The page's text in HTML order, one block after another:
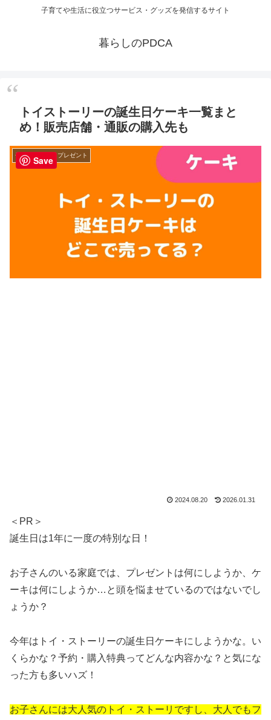
子育てや生活に役立つサービス・グッズを発信するサイト
暮らしのPDCA
トイストーリーの誕生日ケーキ一覧まと
め！販売店舗・通販の購入先も
子育てグッズ・プレゼント
2024.08.20 2026.01.31
＜PR＞
誕生日は1年に一度の特別な日！
お子さんのいる家庭では、プレゼントは何にしようか、ケ
ーキは何にしようか…と頭を悩ませているのではないでし
ょうか？
今年はトイ・ストーリーの誕生日ケーキにしようかな。い
くらかな？予約・購入特典ってどんな内容かな？と気にな
った方も多いハズ！
お子さんには大人気のトイ・ストーリですし、大人でもフ
Save